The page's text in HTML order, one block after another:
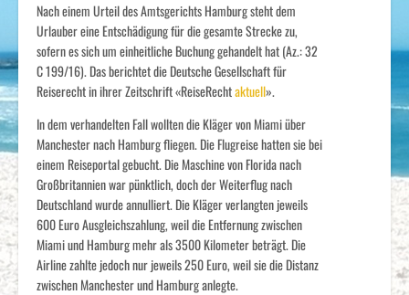
Nach einem Urteil des Amtsgerichts Hamburg steht dem
Urlauber eine Entschädigung für die gesamte Strecke zu,
sofern es sich um einheitliche Buchung gehandelt hat (Az.: 32
C 199/16). Das berichtet die Deutsche Gesellschaft für
Reiserecht in ihrer Zeitschrift «ReiseRechtaktuell».
In dem verhandelten Fall wollten die Kläger von Miami über
Manchester nach Hamburg fliegen. Die Flugreise hatten sie bei
einem Reiseportal gebucht. Die Maschine von Florida nach
Großbritannien war pünktlich, doch der Weiterflug nach
Deutschland wurde annulliert. Die Kläger verlangten jeweils
600 Euro Ausgleichszahlung, weil die Entfernung zwischen
Miami und Hamburg mehr als 3500 Kilometer beträgt. Die
Airline zahlte jedoch nur jeweils 250 Euro, weil sie die Distanz
zwischen Manchester und Hamburg anlegte.